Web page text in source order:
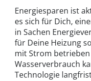
Energiesparen ist
es sich für Dich,
in Sachen
für Deine Heizung
mit Strom
Wasserverbrauch
Technologie